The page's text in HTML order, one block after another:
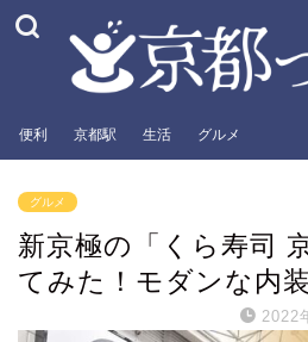
便利 京都駅 生活 グルメ
グルメ
新京極の「くら寿司
てみた！モダンな内
2022